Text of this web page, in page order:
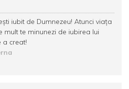
iubit de Dumnezeu! Atunci viaţa
mult te minunezi de iubirea lui
a creat!